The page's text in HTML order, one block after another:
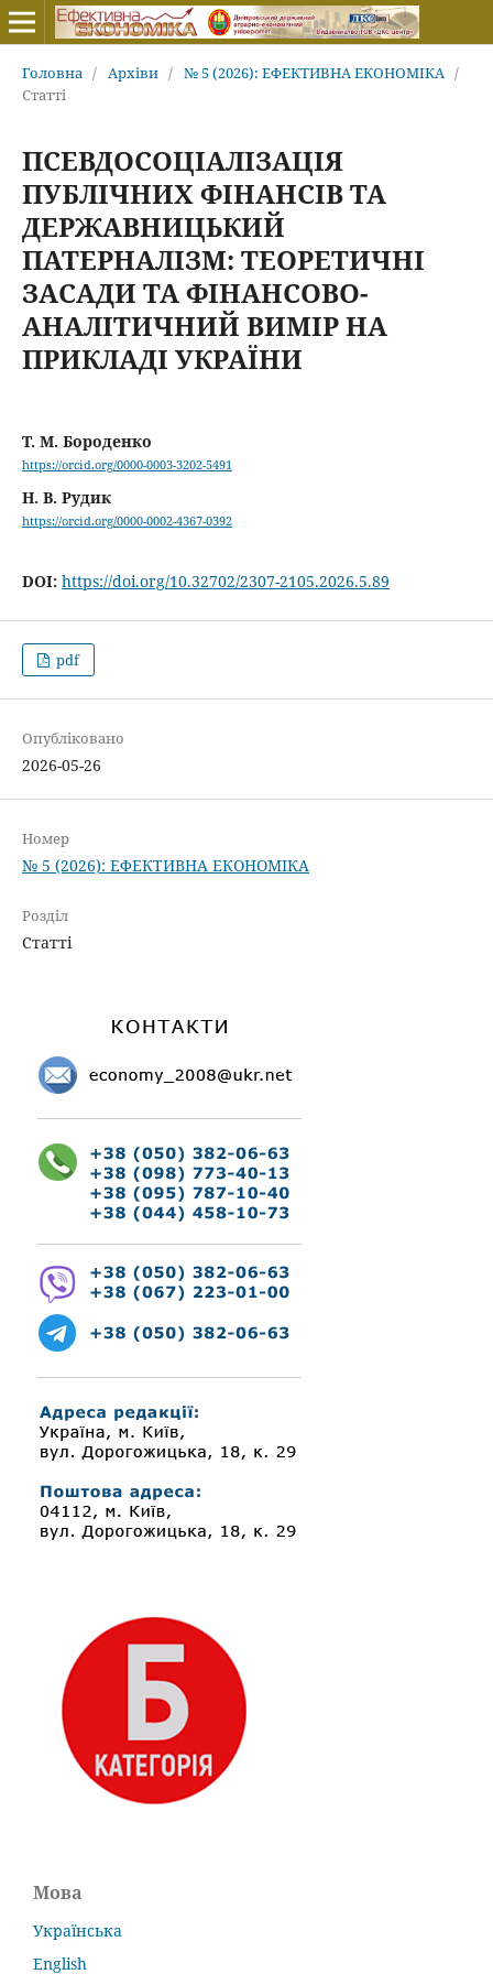
Головна / Архіви / № 5 (2026): ЕФЕКТИВНА ЕКОНОМІКА /
Статті
ПСЕВДОСОЦІАЛІЗАЦІЯ
ПУБЛІЧНИХ ФІНАНСІВ ТА
ДЕРЖАВНИЦЬКИЙ
ПАТЕРНАЛІЗМ: ТЕОРЕТИЧНІ
ЗАСАДИ ТА ФІНАНСОВО-
АНАЛІТИЧНИЙ ВИМІР НА
ПРИКЛАДІ УКРАЇНИ
Т. М. Бороденко
https://orcid.org/0000-0003-3202-5491
Н. В. Рудик
https://orcid.org/0000-0002-4367-0392
DOI: https://doi.org/10.32702/2307-2105.2026.5.89
pdf
Опубліковано
2026-05-26
Номер
№ 5 (2026): ЕФЕКТИВНА ЕКОНОМІКА
Розділ
Статті
Мова
Українська
English